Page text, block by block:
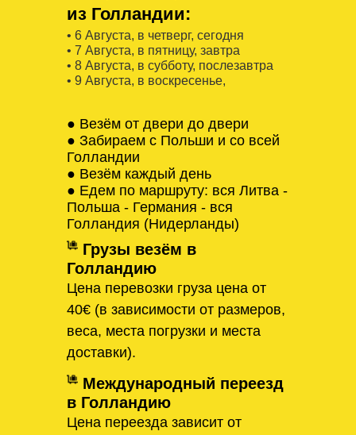
из Голландии:
• 6 Августa, в четверг, сегодня
• 7 Августa, в пятницу, завтра
• 8 Августa, в субботу, послезавтра
• 9 Августa, в воскресенье,
● Везём от двери до двери
● Забираем с Польши и со всей
Голландии
● Везём каждый день
● Едем по маршруту: вся Литва -
Польша - Германия - вся
Голландия (Нидерланды)
Грузы везём в
Голландию
Цена перевозки груза цена от
40€ (в зависимости от размеров,
веса, места погрузки и места
доставки).
Международный переезд
в Голландию
Цена переезда зависит от